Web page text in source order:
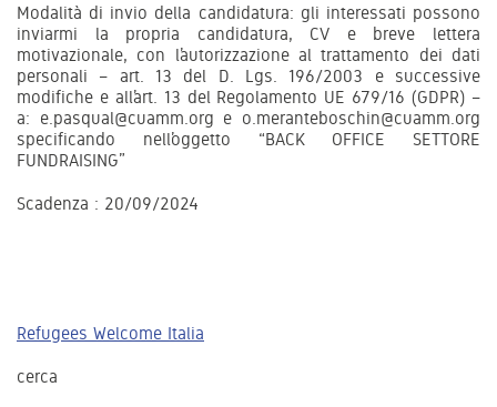
Modalità di invio della candidatura: gli interessati possono
inviarmi la propria candidatura, CV e breve lettera
motivazionale, con l’autorizzazione al trattamento dei dati
personali – art. 13 del D. Lgs. 196/2003 e successive
modifiche e all’art. 13 del Regolamento UE 679/16 (GDPR) –
a: e.pasqual@cuamm.org e o.meranteboschin@cuamm.org
specificando nell’oggetto “BACK OFFICE SETTORE
FUNDRAISING”
Scadenza : 20/09/2024
Refugees Welcome Italia
cerca